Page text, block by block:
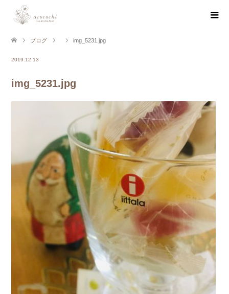
ブログ img_5231.jpg
2019.12.13
img_5231.jpg